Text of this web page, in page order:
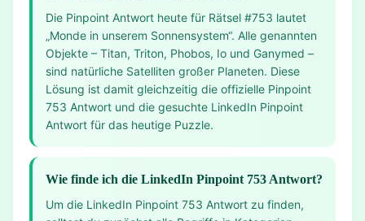
Die Pinpoint Antwort heute für Rätsel #753 lautet
„Monde in unserem Sonnensystem“. Alle genannten
Objekte – Titan, Triton, Phobos, Io und Ganymed –
sind natürliche Satelliten großer Planeten. Diese
Lösung ist damit gleichzeitig die offizielle Pinpoint
753 Antwort und die gesuchte LinkedIn Pinpoint
Antwort für das heutige Puzzle.
Wie finde ich die LinkedIn Pinpoint 753 Antwort?
Um die LinkedIn Pinpoint 753 Antwort zu finden,